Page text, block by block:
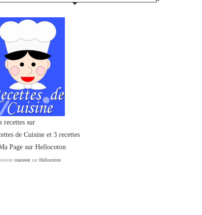
recettes sur
de Cuisine et 3 recettes
itasteeat surHellocoton